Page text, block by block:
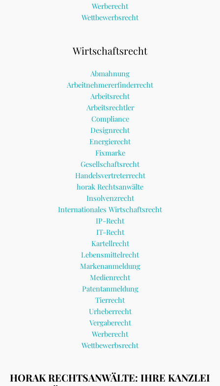
Werberecht
Wettbewerbsrecht
Wirtschaftsrecht
Abmahnung
Arbeitnehmererfinderrecht
Arbeitsrecht
Arbeitsrechtler
Compliance
Designrecht
Energierecht
Fixmarke
Gesellschaftsrecht
Handelsvertreterrecht
horak Rechtsanwälte
Insolvenzrecht
Internationales Wirtschaftsrecht
IP-Recht
IT-Recht
Kartellrecht
Lebensmittelrecht
Markenanmeldung
Medienrecht
Patentanmeldung
Tierrecht
Urheberrecht
Vergaberecht
Werberecht
Wettbewerbsrecht
HORAK RECHTSANWÄLTE: IHRE KANZLEI